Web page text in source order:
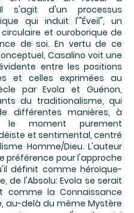
s'agit d'un processus
qui induit l'"Éveil", un
et ouroborique de
de soi. En vertu de ce
Casalino voit une
entre les positions
et celles exprimées au
par Evola et Guénon,
du traditionalisme, qui
différentes manières, à
le moment purement
et sentimental, centré
Homme/Dieu. L'auteur
préférence pour l'approche
définit comme héroïque-
de l'Absolu: Evola se serait
comme la Connaissance
au-delà du même Mystère